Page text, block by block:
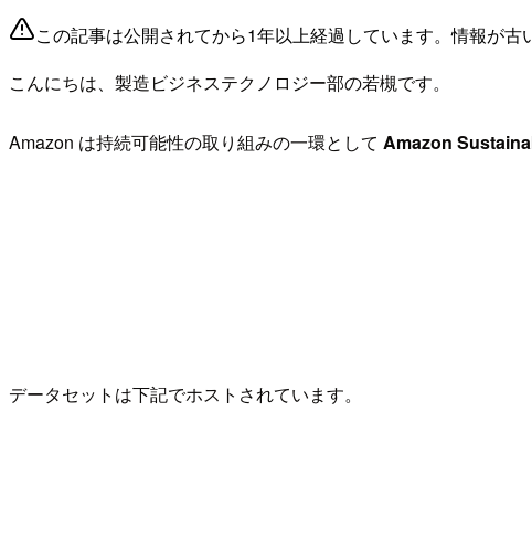
この記事は公開されてから1年以上経過しています。情報が古
こんにちは、製造ビジネステクノロジー部の若槻です。
Amazon は持続可能性の取り組みの一環として Amazon
データセットは下記でホストされています。